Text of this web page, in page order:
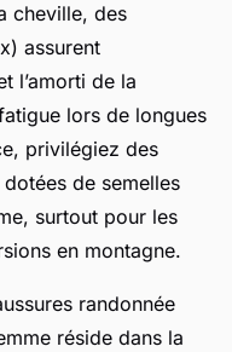
cheville, des
assurent
l’amorti de la
lors de longues
privilégiez des
de semelles
surtout pour les
en montagne.
randonnée
réside dans la